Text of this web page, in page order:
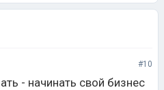
#10
- начинать свой бизнес